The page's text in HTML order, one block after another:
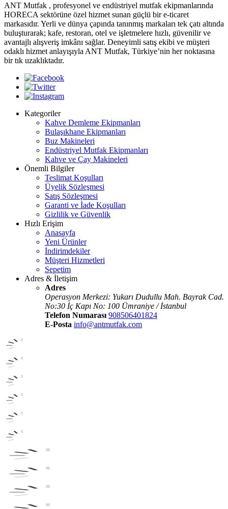
ANT Mutfak , profesyonel ve endüstriyel mutfak ekipmanlarında
HORECA sektörüne özel hizmet sunan güçlü bir e-ticaret
markasıdır. Yerli ve dünya çapında tanınmış markaları tek çatı altında
buluşturarak; kafe, restoran, otel ve işletmelere hızlı, güvenilir ve
avantajlı alışveriş imkânı sağlar. Deneyimli satış ekibi ve müşteri
odaklı hizmet anlayışıyla ANT Mutfak, Türkiye’nin her noktasına
bir tık uzaklıktadır.
Kategoriler
Kahve Demleme Ekipmanları
Bulaşıkhane Ekipmanları
Buz Makineleri
Endüstriyel Mutfak Ekipmanları
Kahve ve Çay Makineleri
Önemli Bilgiler
Teslimat Koşulları
Üyelik Sözleşmesi
Satış Sözleşmesi
Garanti ve İade Koşulları
Gizlilik ve Güvenlik
Hızlı Erişim
Anasayfa
Yeni Ürünler
İndirimdekiler
Müşteri Hizmetleri
Sepetim
Adres & İletişim
Adres
Operasyon Merkezi: Yukarı Dudullu Mah. Bayrak Cad.
No:30 İç Kapı No: 100 Ümraniye / İstanbul
Telefon Numarası 908506401824
E-Posta info@antmutfak.com